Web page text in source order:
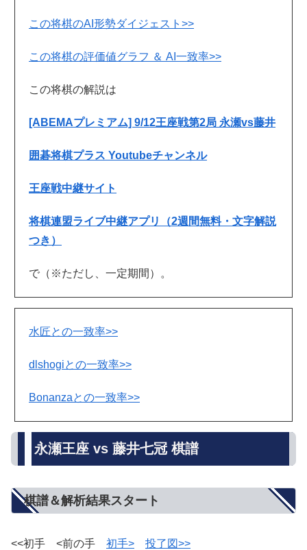
この将棋のAI形勢ダイジェスト>>
この将棋の評価値グラフ ＆ AI一致率>>
この将棋の解説は
[ABEMAプレミアム] 9/12王座戦第2局 永瀬vs藤井
囲碁将棋プラス Youtubeチャンネル
王座戦中継サイト
将棋連盟ライブ中継アプリ（2週間無料・文字解説
つき）
で（※ただし、一定期間）。
水匠との一致率>>
dlshogiとの一致率>>
Bonanzaとの一致率>>
永瀬王座 vs 藤井七冠 棋譜
棋譜＆解析結果スタート
<<初手 <前の手 初手> 投了図>>